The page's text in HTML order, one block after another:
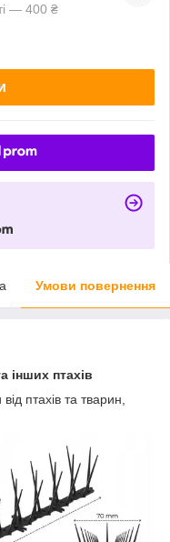
— 400 ₴
Умови повернення
інших птахів
птахів та тварин,